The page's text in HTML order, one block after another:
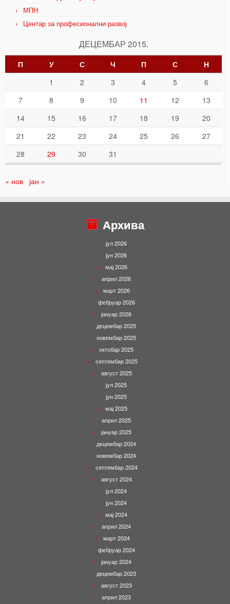
МПН
Центар за професионални развој
ДЕЦЕМБАР 2015.
П У С Ч П С
Н
1
2 3 4 5
6
7
8 9 10 11 12
13
14
15 16 17 18 19
20
21
22 23 24 25 26
27
28
29 30 31
« нов јан »
Архива
јул 2026
јун 2026
мај 2026
април 2026
март 2026
фебруар 2026
јануар 2026
децембар 2025
новембар 2025
октобар 2025
септембар 2025
август 2025
јул 2025
јун 2025
мај 2025
април 2025
јануар 2025
децембар 2024
новембар 2024
септембар 2024
август 2024
јул 2024
јун 2024
мај 2024
април 2024
март 2024
фебруар 2024
јануар 2024
децембар 2023
август 2023
април 2023